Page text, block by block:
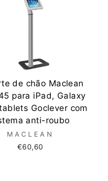
de chão Maclean
para iPad, Galaxy
Goclever com
anti-roubo
MACLEAN
€60,60